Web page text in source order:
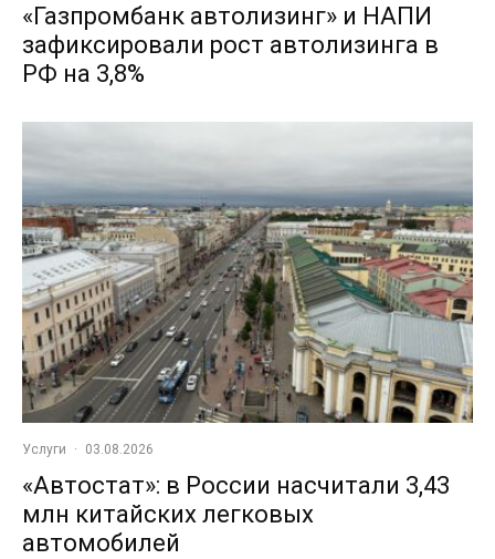
«Газпромбанк автолизинг» и НАПИ
зафиксировали рост автолизинга в
РФ на 3,8%
Услуги · 03.08.2026
«Автостат»: в России насчитали 3,43
млн китайских легковых
автомобилей